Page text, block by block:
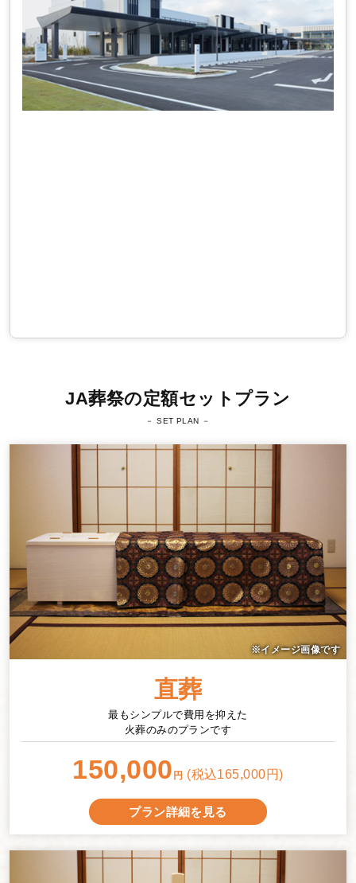
JA葬祭の定額セットプラン
直葬
最もシンプルで費用を抑えた
火葬のみのプランです
150,000 円 (税込165,000円)
プラン詳細を見る